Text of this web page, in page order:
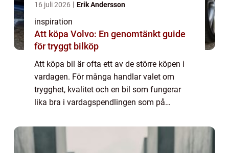
16 juli 2026 Erik Andersson
inspiration
Att köpa Volvo: En genomtänkt guide
för tryggt bilköp
Att köpa bil är ofta ett av de större köpen i
vardagen. För många handlar valet om
trygghet, kvalitet och en bil som fungerar
lika bra i vardagspendlingen som på